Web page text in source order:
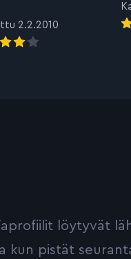
2.2.2010
löytyvät
kun pistät